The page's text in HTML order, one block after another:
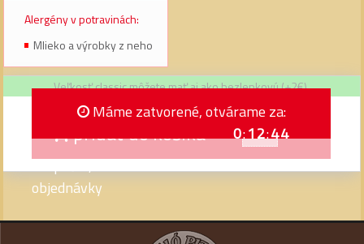
Alergény v potravinách:
Mlieko a výrobky z neho
Máme zatvorené, otvárame za:
0:12:43
Veľkosť classic môžete mať aj ako bezlepkovú (+2€).
pridať do košíka
ks
Prepáčte, momentálne len telefonické
objednávky